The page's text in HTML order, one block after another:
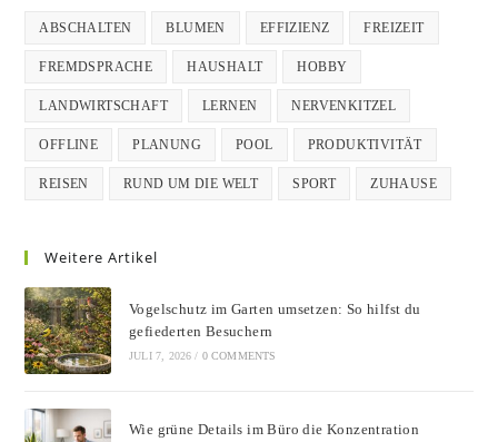
ABSCHALTEN BLUMEN EFFIZIENZ FREIZEIT
FREMDSPRACHE HAUSHALT HOBBY
LANDWIRTSCHAFT LERNEN NERVENKITZEL
OFFLINE PLANUNG POOL PRODUKTIVITÄT
REISEN RUND UM DIE WELT SPORT ZUHAUSE
Weitere Artikel
Vogelschutz im Garten umsetzen: So hilfst du
gefiederten Besuchern
JULI 7, 2026 / 0 COMMENTS
Wie grüne Details im Büro die Konzentration